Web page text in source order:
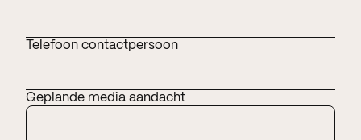
Telefoon contactpersoon
Geplande media aandacht